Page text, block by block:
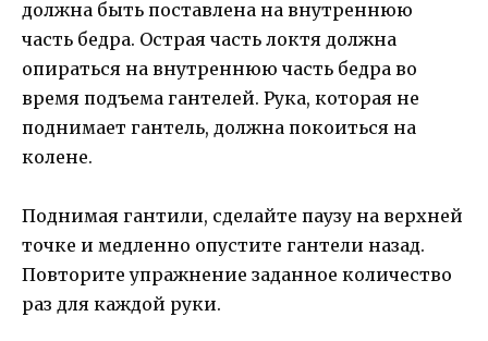
должна быть поставлена на внутреннюю
часть бедра. Острая часть локтя должна
опираться на внутреннюю часть бедра во
время подъема гантелей. Рука, которая не
поднимает гантель, должна покоиться на
колене.
Поднимая гантили, сделайте паузу на верхней
точке и медленно опустите гантели назад.
Повторите упражнение заданное количество
раз для каждой руки.